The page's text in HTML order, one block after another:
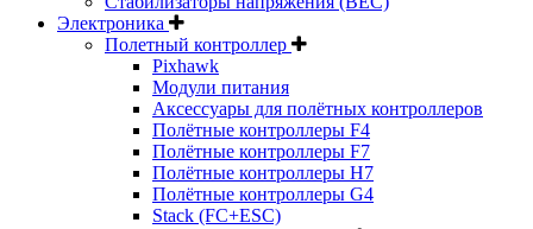
Электроника
Полетный контроллер
Pixhawk
Модули питания
Аксессуары для полётных контроллеров
Полётные контроллеры F4
Полётные контроллеры F7
Полётные контроллеры H7
Полётные контроллеры G4
Stack (FC+ESC)